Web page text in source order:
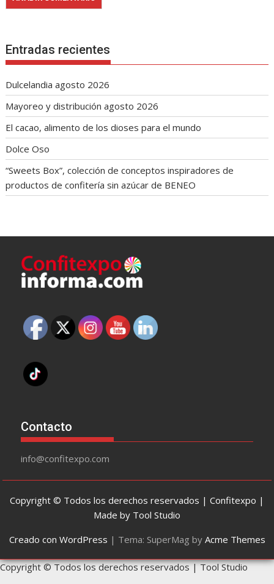
Entradas recientes
Dulcelandia agosto 2026
Mayoreo y distribución agosto 2026
El cacao, alimento de los dioses para el mundo
Dolce Oso
“Sweets Box”, colección de conceptos inspiradores de
productos de confitería sin azúcar de BENEO
Contacto
info@confitexpo.com
Copyright © Todos los derechos reservados | Confitexpo |
Made by Tool Studio
Creado con WordPress | Tema: SuperMag by Acme Themes
Copyright © Todos los derechos reservados | Tool Studio